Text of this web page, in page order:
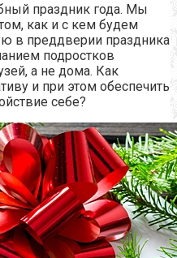
праздник года. Мы
как и с кем будем
в преддверии праздника
подростков
а не дома. Как
и при этом обеспечить
себе?